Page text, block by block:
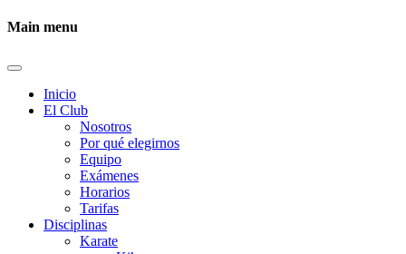
Main menu
Inicio
El Club
Nosotros
Por qué elegirnos
Equipo
Exámenes
Horarios
Tarifas
Disciplinas
Karate